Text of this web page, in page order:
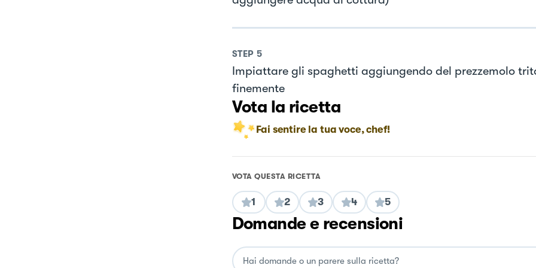
STEP 5
Impiattare gli spaghetti aggiungendo del prezzemolo
finemente
Vota la ricetta
Fai sentire la tua voce, chef!
VOTA QUESTA RICETTA
1 2 3 4 5
Domande e recensioni